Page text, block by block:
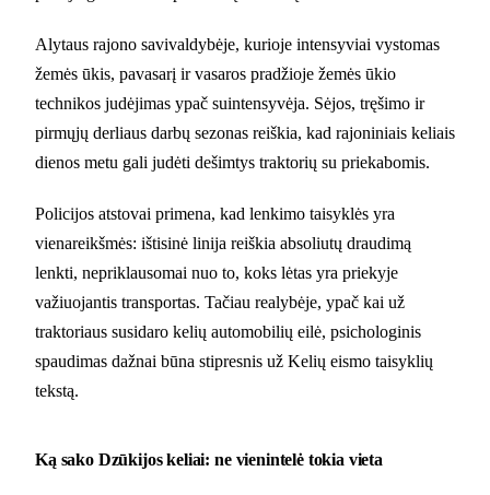
Alytaus rajono savivaldybėje, kurioje intensyviai vystomas
žemės ūkis, pavasarį ir vasaros pradžioje žemės ūkio
technikos judėjimas ypač suintensyvėja. Sėjos, tręšimo ir
pirmųjų derliaus darbų sezonas reiškia, kad rajoniniais keliais
dienos metu gali judėti dešimtys traktorių su priekabomis.
Policijos atstovai primena, kad lenkimo taisyklės yra
vienareikšmės: ištisinė linija reiškia absoliutų draudimą
lenkti, nepriklausomai nuo to, koks lėtas yra priekyje
važiuojantis transportas. Tačiau realybėje, ypač kai už
traktoriaus susidaro kelių automobilių eilė, psichologinis
spaudimas dažnai būna stipresnis už Kelių eismo taisyklių
tekstą.
Ką sako Dzūkijos keliai: ne vienintelė tokia vieta